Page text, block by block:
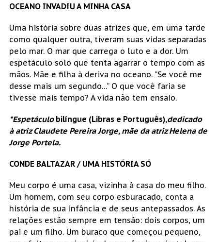
OCEANO INVADIU A MINHA CASA
Uma história sobre duas atrizes que, em uma tarde
como qualquer outra, tiveram suas vidas separadas
pelo mar. O mar que carrega o luto e a dor. Um
espetáculo solo que tenta agarrar o tempo com as
mãos. Mãe e filha à deriva no oceano. “Se você me
desse mais um segundo…” O que você faria se
tivesse mais tempo? A vida não tem ensaio.
*Espetáculo bilíngue (Libras e Português),dedicado
à atriz Claudete Pereira Jorge, mãe da atriz Helena de
Jorge Portela.
CONDE BALTAZAR / UMA HISTÓRIA SÓ
Meu corpo é uma casa, vizinha à casa do meu filho.
Um homem, com seu corpo esburacado, conta a
história de sua infância e de seus antepassados. As
relações estão sempre em tensão: dois corpos, um
pai e um filho. Um buraco que começou pequeno,